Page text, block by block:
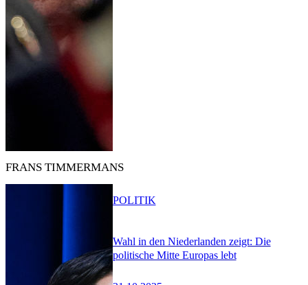
FRANS TIMMERMANS
Wahl in den Niederlanden zeigt: Die
politische Mitte Europas lebt
POLITIK